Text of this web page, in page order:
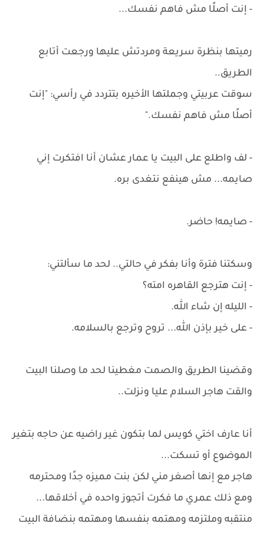
- إنت أصلًا مش فاهم نفسك...
رميتها بنظرة سريعة ومردتش عليها ورجعت أتابع
الطريق..
سوقت عربيتي وجملتها الأخيره بتتردد في رأسي: "إنت
أصلًا مش فاهم نفسك."
- لف واطلع على البيت يا عمار عشان أنا افتكرت إني
صايمه... مش هينفع نتغدى بره.
- صايمه! حاضر.
وسكتنا فترة وأنا بفكر في حالتي.. لحد ما سألتني:
- إنت هترجع القاهره امته؟
- الليله إن شاء الله.
- على خير بإذن الله... تروح وترجع بالسلامه.
وقضينا الطريق والصمت مغطينا لحد ما وصلنا البيت
والقت هاجر السلام عليا ونزلت..
أنا عارف اختي كويس لما بتكون غير راضيه عن حاجه بتغير
الموضوع أو تسكت...
هاجر مع إنها أصغر مني لكن بنت مميزه جدًا ومحترمه
ومع ذلك عمري ما فكرت أتجوز واحده في أخلاقها...
منتقبه وملتزمه ومهتمه بنفسها ومهتمه بنضافة البيت